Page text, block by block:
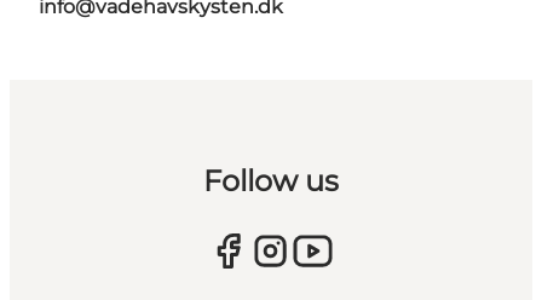
info@vadehavskysten.dk
Follow us